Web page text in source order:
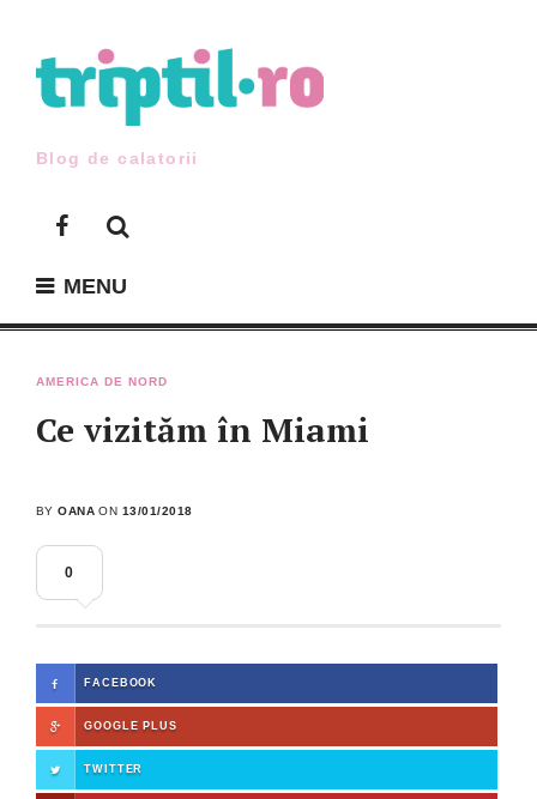
content
Blog de calatorii
Facebook
MENU
AMERICA DE NORD
Ce vizităm în Miami
BYOANA ON 13/01/2018
0
FACEBOOK
GOOGLE PLUS
TWITTER